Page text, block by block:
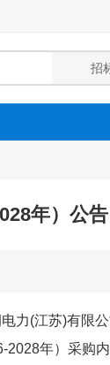
年）公告
力(江苏)有限公
年）采购